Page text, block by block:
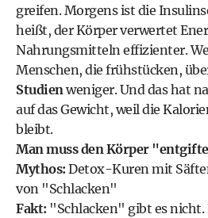
greifen. Morgens ist die
heißt, der Körper verwertet
Nahrungsmitteln effizienter.
Menschen, die frühstücken,
Studienweniger. Und das hat
auf das Gewicht, weil die
bleibt.
Man muss den Körper
Mythos: Detox-Kuren mit
von "Schlacken"
Fakt: "Schlacken" gibt es nicht.